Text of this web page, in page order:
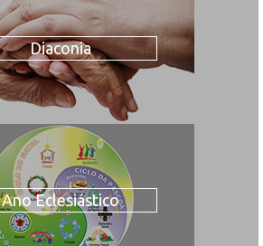
Diaconia
Ano Eclesiástico